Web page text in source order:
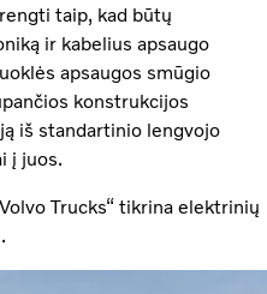
taip, kad būtų
ir kabelius apsaugo
apsaugos smūgio
konstrukcijos
iš standartinio lengvojo
į juos.
Trucks“ tikrina elektrinių